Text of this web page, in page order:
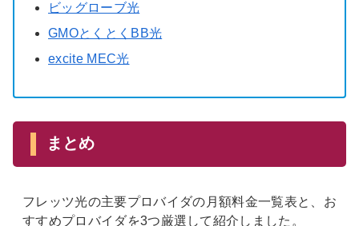
ビッグローブ光
GMOとくとくBB光
excite MEC光
まとめ
フレッツ光の主要プロバイダの月額料金一覧表と、お
すすめプロバイダを3つ厳選して紹介しました。